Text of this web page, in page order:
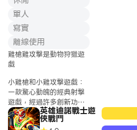
* Upgrade to
感，每种武器都拥有独特的属性和自定
义选项。
- 征服战场： 在各具特色的地形中进行
激烈的枪战，运用策略性机动和火力压
制击败敌人。
主要特色
- 沉浸式画面： 令人惊叹的 3D 视觉效
果让游戏世界栩栩如生，创造出引人入
胜的视觉体验。
- 动态玩法： 适应不断变化的场景，从
單人
寫實
離線使用
雞槍雞攻擊是動物狩獵遊
戲
小雞槍和小雞攻擊遊戲：
一款驚心動魄的經典射擊
遊戲，經過許多創新功能
的改進。參與激動人心的
小衝突來保衛你的王國。
英雄迪諾戰士遊
俠戰鬥